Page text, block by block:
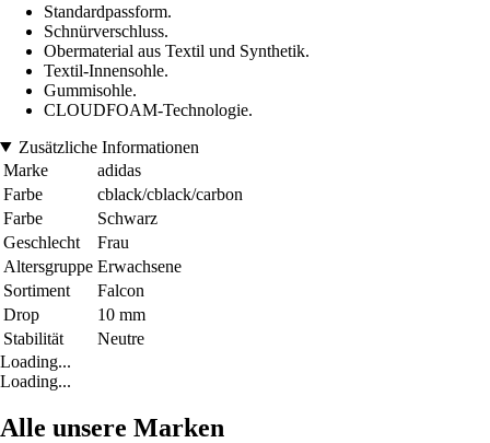
Standardpassform.
Schnürverschluss.
Obermaterial aus Textil und Synthetik.
Textil-Innensohle.
Gummisohle.
CLOUDFOAM-Technologie.
Zusätzliche Informationen
Marke
adidas
Farbe
cblack/cblack/carbon
Farbe
Schwarz
Geschlecht
Frau
Altersgruppe Erwachsene
Sortiment
Falcon
Drop
10 mm
Stabilität
Neutre
Loading...
Loading...
Alle unsere Marken